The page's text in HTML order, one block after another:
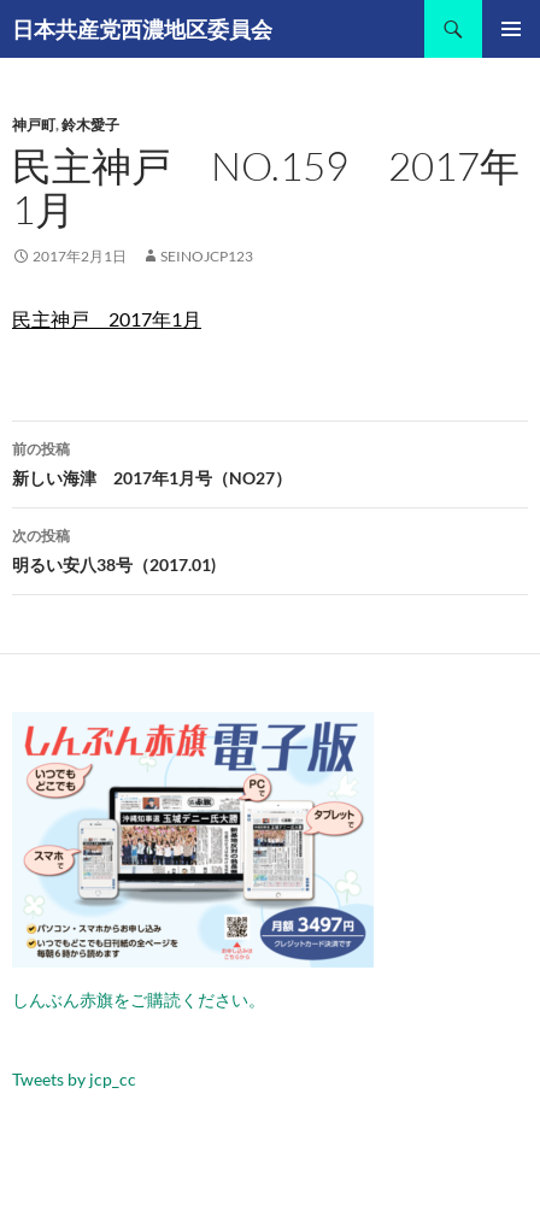
ン
ツ
へ
ス
日本共産党西濃地区委員会
索
神戸町,鈴木愛子
民主神戸 NO.159 2017年
1月
2017年2月1日 SEINOJCP123
民主神戸 2017年1月
投
稿
ナ
ビ
ゲ
ー
ョ
ン
前の投稿
新しい海津 2017年1月号（NO27）
次の投稿
明るい安八38号（2017.01)
しんぶん赤旗をご購読ください。
Tweets by jcp_cc